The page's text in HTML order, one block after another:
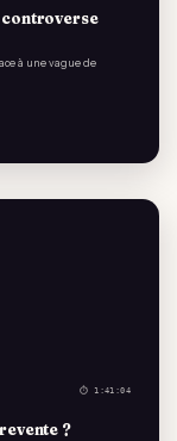
controverse
à une vague de
⏱ 1:41:04
?